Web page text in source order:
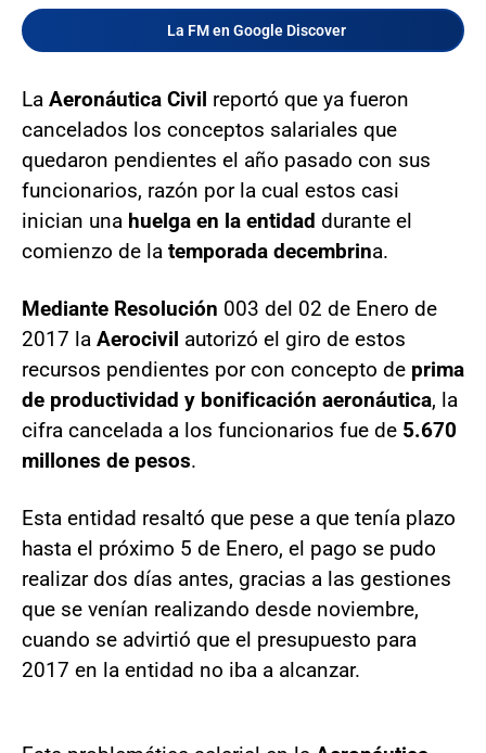
La FM en Google Discover
La Aeronáutica Civil reportó que ya fueron
cancelados los conceptos salariales que
quedaron pendientes el año pasado con sus
funcionarios, razón por la cual estos casi
inician una huelga en la entidad durante el
comienzo de la temporada decembrina.
Mediante Resolución 003 del 02 de Enero de
2017 la Aerocivil autorizó el giro de estos
recursos pendientes por con concepto de prima
de productividad y bonificación aeronáutica, la
cifra cancelada a los funcionarios fue de 5.670
millones de pesos.
Esta entidad resaltó que pese a que tenía plazo
hasta el próximo 5 de Enero, el pago se pudo
realizar dos días antes, gracias a las gestiones
que se venían realizando desde noviembre,
cuando se advirtió que el presupuesto para
2017 en la entidad no iba a alcanzar.